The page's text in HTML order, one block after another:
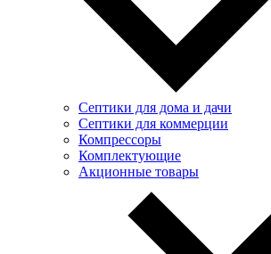
Септики для дома и дачи
Септики для коммерции
Компрессоры
Комплектующие
Акционные товары